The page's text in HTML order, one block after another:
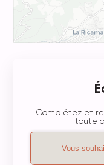
Complétez et
toute